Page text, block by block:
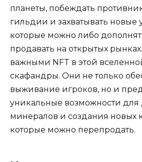
планеты, побеждать
гильдии и захватывать новые
которые можно либо
продавать на открытых
важными NFT в этой
скафандры. Они не только
выживание игроков, но и
уникальные возможности
минералов и создания новых
которые можно перепродать.